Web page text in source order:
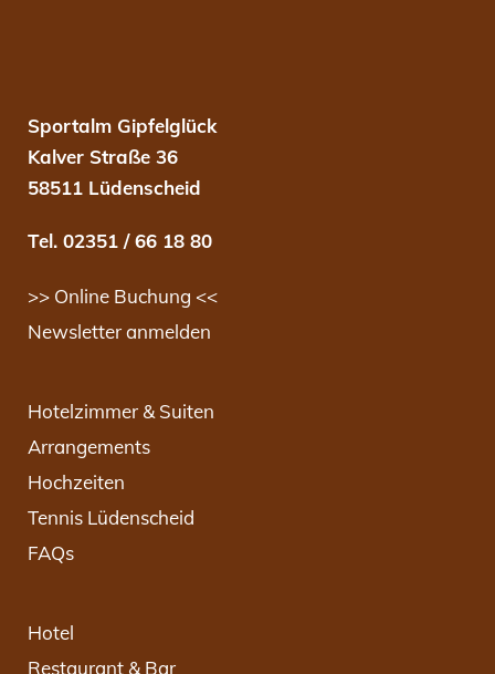
Sportalm Gipfelglück
Kalver Straße 36
58511 Lüdenscheid
Tel. 02351 / 66 18 80
>> Online Buchung <<
Newsletter anmelden
Hotelzimmer & Suiten
Arrangements
Hochzeiten
Tennis Lüdenscheid
FAQs
Hotel
Restaurant & Bar